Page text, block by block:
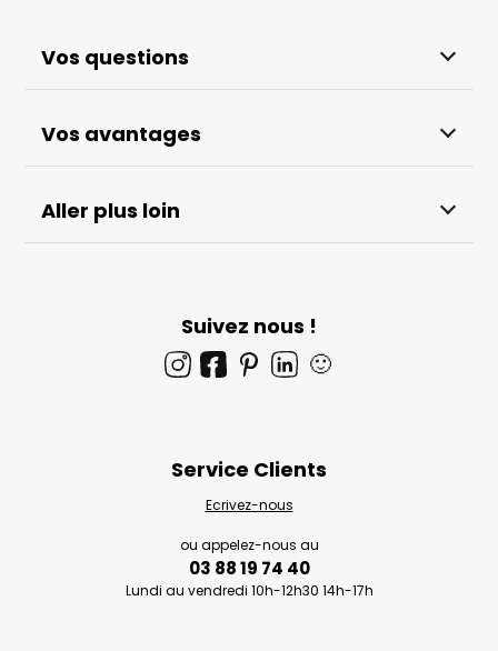
Vos questions
Vos avantages
Aller plus loin
Suivez nous !
🙂
Service Clients
Ecrivez-nous
ou appelez-nous au
03 88 19 74 40
Lundi au vendredi 10h-12h30 14h-17h